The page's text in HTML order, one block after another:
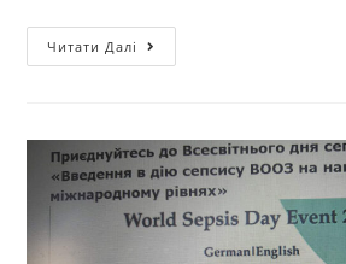
Читати Далі